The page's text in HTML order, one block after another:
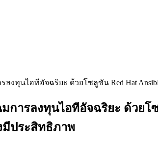
ลงทุนไอทีอัจฉริยะ ด้วยโซลูชัน Red Hat
การลงทุนไอทีอัจฉริยะ ด้วยโ
มีประสิทธิภาพ